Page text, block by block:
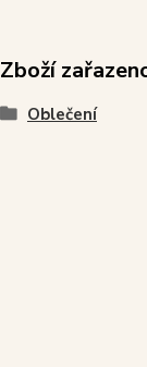
Zboží
Oblečení